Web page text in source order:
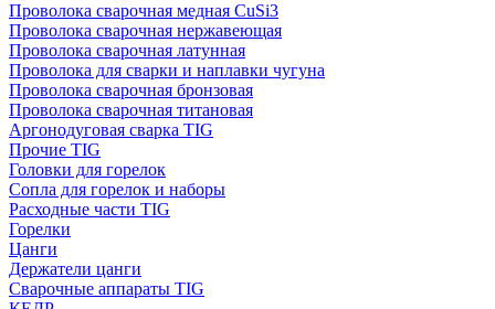
Проволока сварочная медная CuSi3
Проволока сварочная нержавеющая
Проволока сварочная латунная
Проволока для сварки и наплавки чугуна
Проволока сварочная бронзовая
Проволока сварочная титановая
Аргонодуговая сварка TIG
Прочие TIG
Головки для горелок
Сопла для горелок и наборы
Расходные части TIG
Горелки
Цанги
Держатели цанги
Сварочные аппараты TIG